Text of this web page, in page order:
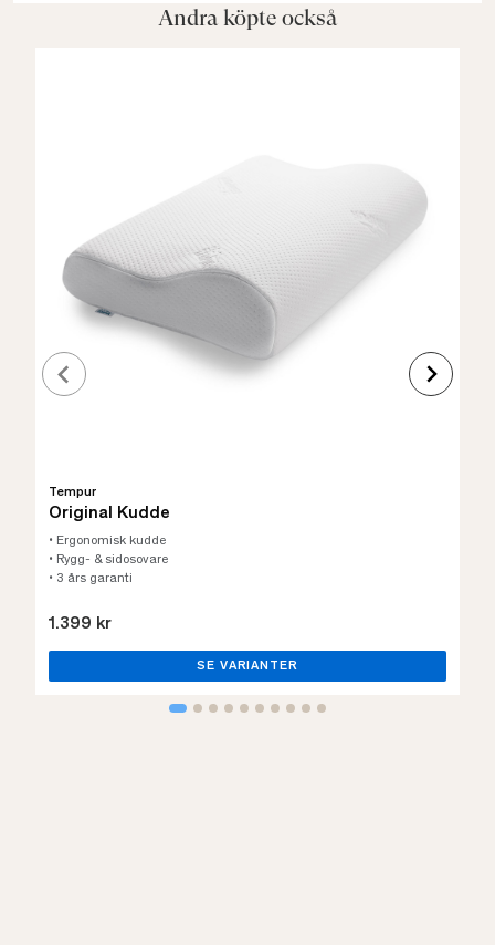
Andra köpte också
Tempur
Original Kudde
• Ergonomisk kudde
• Rygg- & sidosovare
• 3 års garanti
1.399 kr
SE VARIANTER